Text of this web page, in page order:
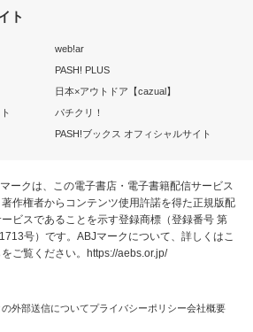
ト
web!ar
PASH! PLUS
日本×アウトドア【cazual】
パチクリ！
PASH!ブックス オフィシャルサイト
ークは、この電子書店・電子書籍配信サービス
作権者からコンテンツ使用許諾を得た正規版配
ビスであることを示す登録商標（登録番号 第
号）です。ABJマークについて、詳しくはこ
ご覧ください。 https://aebs.or.jp/
外部送信についてプライバシーポリシー会社概要